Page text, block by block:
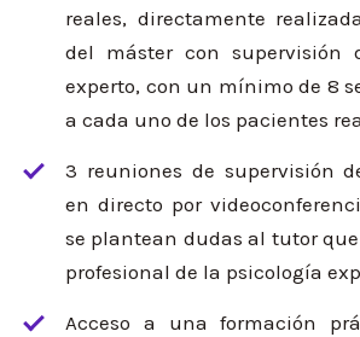
reales, directamente
del máster con supervisión
experto, con un mínimo de 8
a cada uno de los pacientes
3 reuniones de supervisión
en directo por
se plantean dudas al tutor
profesional de la psicología
Acceso a una formación